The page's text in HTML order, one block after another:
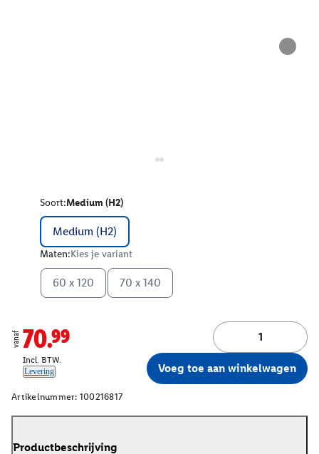
Soort:Medium (H2)
Medium (H2)
Maten:Kies je variant
60 x 120 70 x 140
vanaf 70.99
Incl. BTW.
Levering
Voeg toe aan winkelwagen
Artikelnummer: 100216817
Productbeschrijving